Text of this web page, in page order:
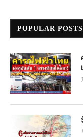
POPULAR POSTS